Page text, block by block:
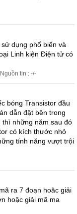
sử dụng phổ biến và
Linh kiện Điện tử có
tin : -/-
bóng Transistor đầu
dẫn đặt bên trong
thì những năm sau đó
có kích thước nhỏ
tính năng vượt trội
ra 7 đoạn hoăc giải
hoặc giải mã ma